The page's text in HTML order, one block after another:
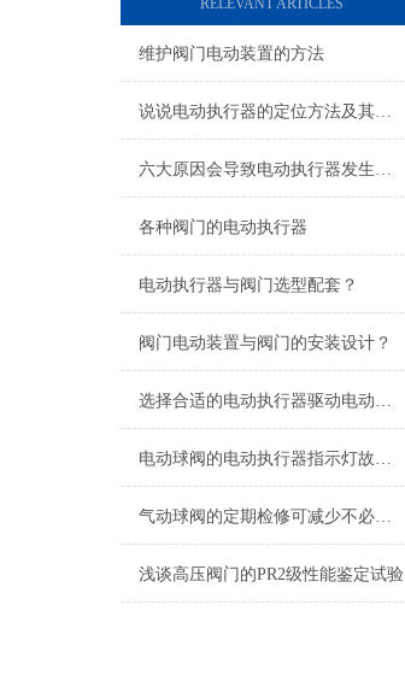
RELEVANT ARTICLES
维护阀门电动装置的方法
说说电动执行器的定位方法及其注意事项
六大原因会导致电动执行器发生震荡！
各种阀门的电动执行器
电动执行器与阀门选型配套？
阀门电动装置与阀门的安装设计？
选择合适的电动执行器驱动电动球阀的关键要点
电动球阀的电动执行器指示灯故障如何正确检修？
气动球阀的定期检修可减少不必要的损失
浅谈高压阀门的PR2级性能鉴定试验